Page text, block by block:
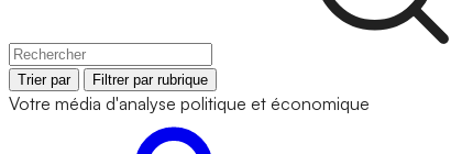
Trier par Filtrer par rubrique
Votre média d'analyse politique et économique